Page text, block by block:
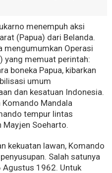
menempuh aksi
(Papua) dari Belanda.
mengumumkan Operasi
yang memuat perintah:
boneka Papua, kibarkan
umum
dan kesatuan Indonesia.
Komando Mandala
tempur lintas
Mayjen Soeharto.
kekuatan lawan, Komando
Salah satunya
Agustus 1962. Untuk